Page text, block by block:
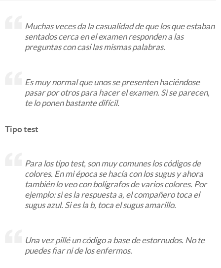
Muchas veces da la casualidad de que los que estaban
sentados cerca en el examen responden a las
preguntas con casi las mismas palabras.
Es muy normal que unos se presenten haciéndose
pasar por otros para hacer el examen. Si se parecen,
te lo ponen bastante difícil.
Tipo test
Para los tipo test, son muy comunes los códigos de
colores. En mi época se hacía con los sugus y ahora
también lo veo con bolígrafos de varios colores. Por
ejemplo: si es la respuesta a, el compañero toca el
sugus azul. Si es la b, toca el sugus amarillo.
Una vez pillé un código a base de estornudos. No te
puedes fiar ni de los enfermos.